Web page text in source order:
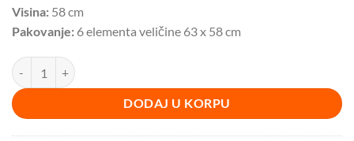
Visina: 58 cm
Pakovanje: 6 elementa veličine 63 x 58 cm
Ogradica za glodare ⌀126 x 58 cm BESPLATNA DOSTAVA količina
DODAJ U KORPU